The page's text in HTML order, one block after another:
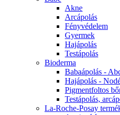
Akne
Arcápolás
Fényvédelem
Gyermek
Hajápolás
Testápolás
Bioderma
Babaápolás -
Hajápolás -
Pigmentfoltos
Testápolás,
La-Roche-Posay